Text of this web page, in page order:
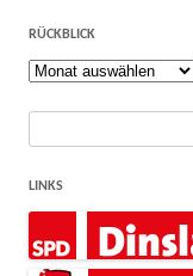
RÜCKBLICK
Rückblick
Suche
LINKS